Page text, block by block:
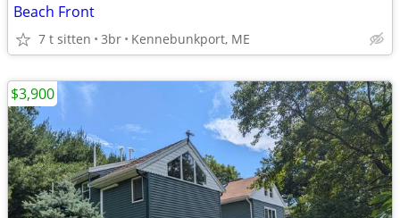
Beach Front
7 t sitten 3br Kennebunkport, ME
$3,900